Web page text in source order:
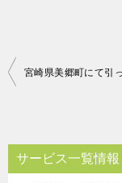
投
ビ
ゲ
サービス一覧情報